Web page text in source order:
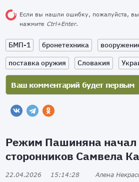
Если вы нашли ошибку, пожалуйста,
нажмите Ctrl+Enter.
БМП-1 бронетехника
поставка оружия
Словакия
Режим Пашиняна начал
сторонников Самвела
22.04.2026 15:14:28 Алена